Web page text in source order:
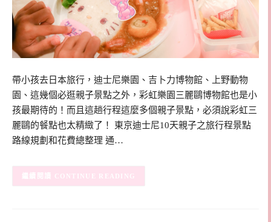
帶小孩去日本旅行，迪士尼樂園、吉卜力博物館、上野動物
園、這幾個必逛親子景點之外，彩虹樂園三麗鷗博物館也是小
孩最期待的！而且這趟行程這麼多個親子景點，必須說彩虹三
麗鷗的餐點也太精緻了！ 東京迪士尼10天親子之旅行程景點
路線規劃和花費總整理 通…
CONTINUE READING